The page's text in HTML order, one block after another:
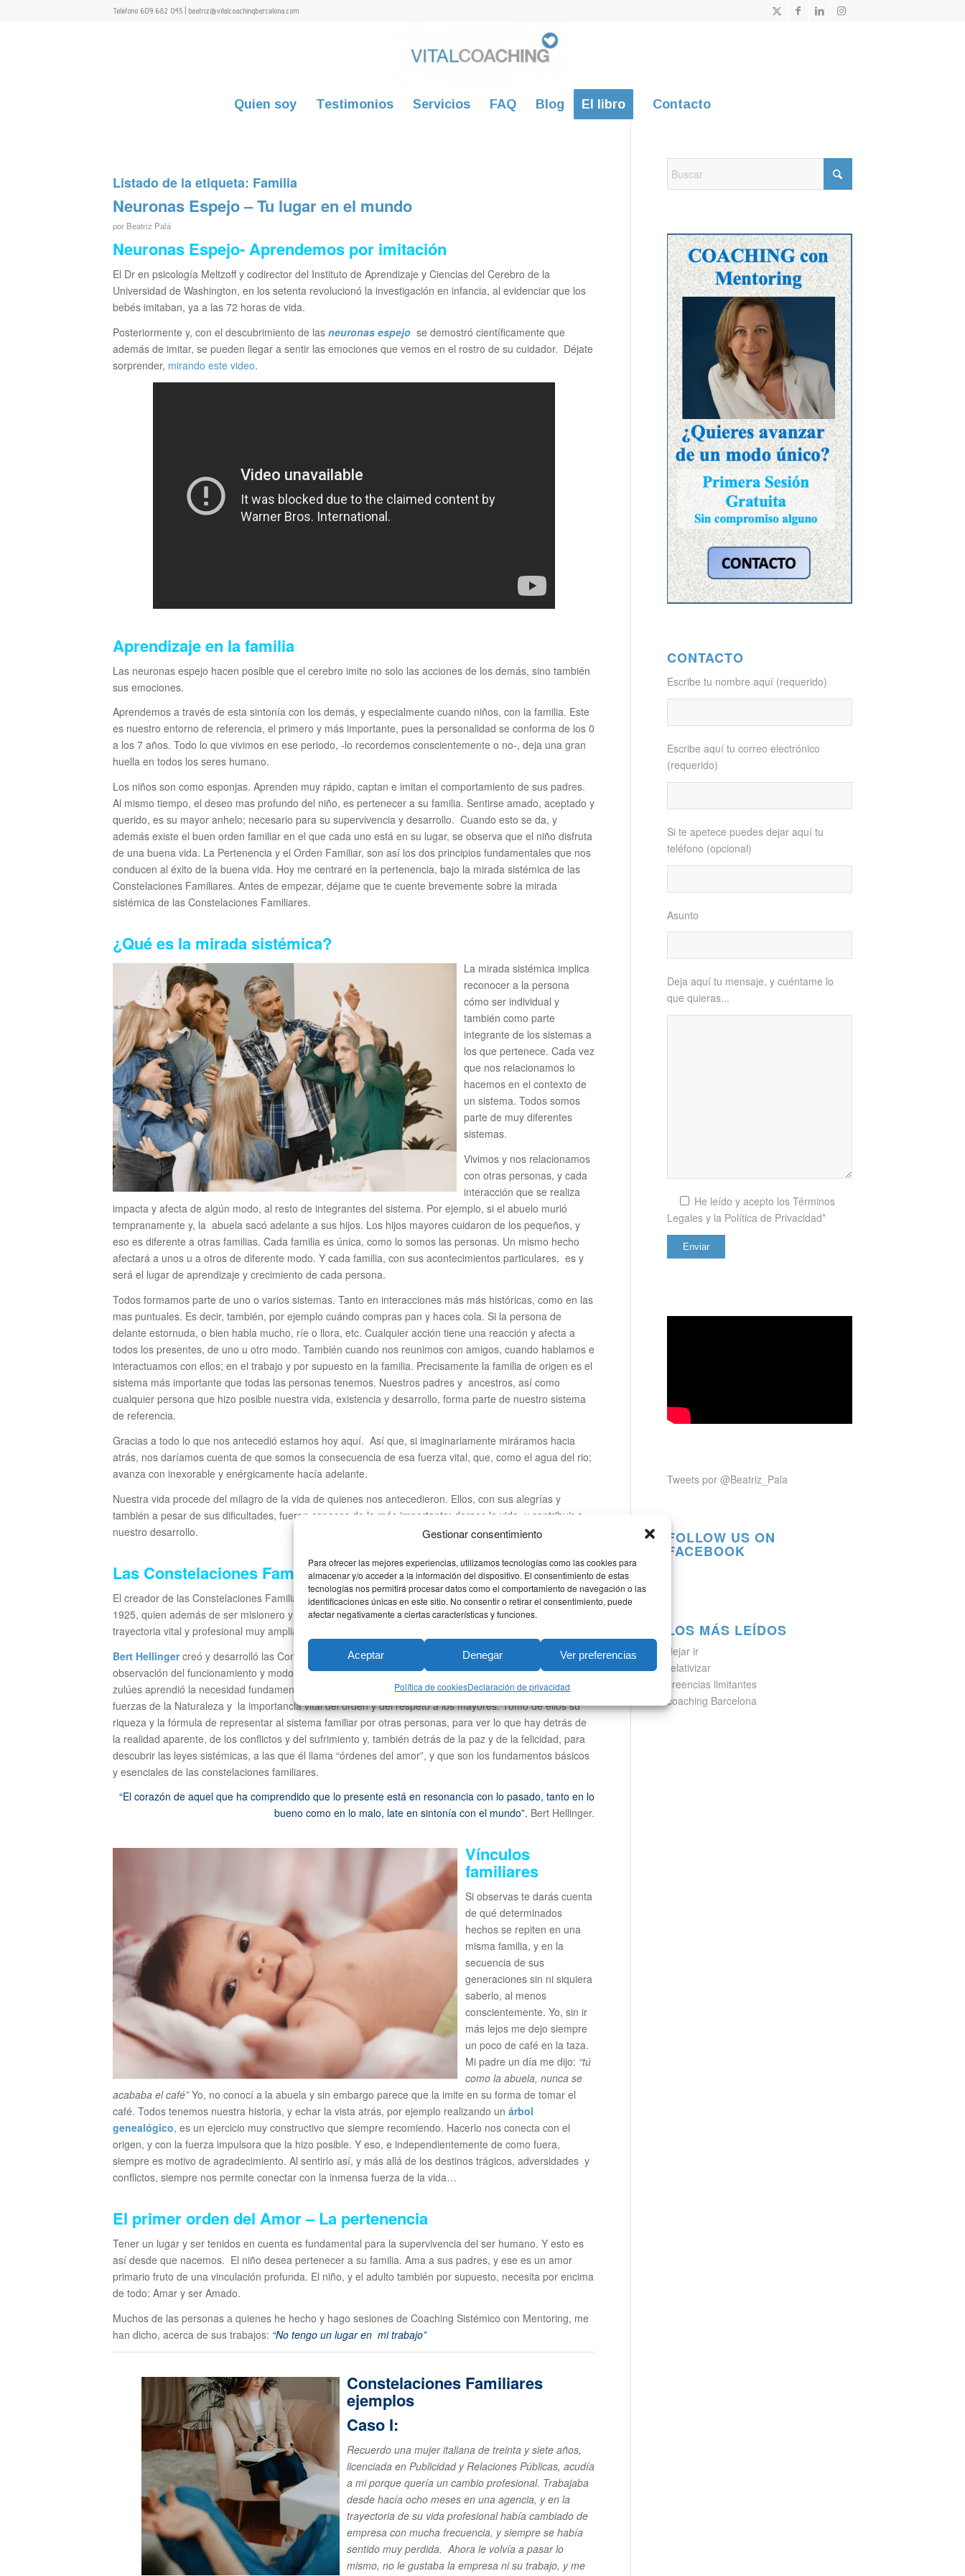
Gestionar consentimiento
Para ofrecer las mejores experiencias, utilizamos tecnologías como las cookies para
almacenar y/o acceder a la información del dispositivo. El consentimiento de estas
tecnologías nos permitirá procesar datos como el comportamiento de navegación o las
identificaciones únicas en este sitio. No consentir o retirar el consentimiento, puede
afectar negativamente a ciertas características y funciones.
Aceptar Denegar Ver preferencias
Política de cookiesDeclaración de privacidad
Teléfono 609 682 045 | beatriz@vitalcoachingbarcelona.com
Quien soy Testimonios Servicios FAQ Blog El libro Contacto
Listado de la etiqueta: Familia
Neuronas Espejo – Tu lugar en el mundo
por Beatriz Palá
Neuronas Espejo- Aprendemos por imitación
El Dr en psicología Meltzoff y codirector del Instituto de Aprendizaje y Ciencias del Cerebro de la
Universidad de Washington, en los setenta revolucionó la investigación en infancia, al evidenciar que los
bebés imitaban, ya a las 72 horas de vida.
Posteriormente y, con el descubrimiento de las neuronas espejo se demostró científicamente que
además de imitar, se pueden llegar a sentir las emociones que vemos en el rostro de su cuidador. Déjate
sorprender, mirando este video.
Aprendizaje en la familia
Las neuronas espejo hacen posible que el cerebro imite no solo las acciones de los demás, sino también
sus emociones.
Aprendemos a través de esta sintonía con los demás, y especialmente cuando niños, con la familia. Este
es nuestro entorno de referencia, el primero y más importante, pues la personalidad se conforma de los 0
a los 7 años. Todo lo que vivimos en ese periodo, -lo recordemos conscientemente o no-, deja una gran
huella en todos los seres humano.
Los niños son como esponjas. Aprenden muy rápido, captan e imitan el comportamiento de sus padres.
Al mismo tiempo, el deseo mas profundo del niño, es pertenecer a su familia. Sentirse amado, aceptado y
querido, es su mayor anhelo; necesario para su supervivencia y desarrollo. Cuando esto se da, y
además existe el buen orden familiar en el que cada uno está en su lugar, se observa que el niño disfruta
de una buena vida. La Pertenencia y el Orden Familiar, son así los dos principios fundamentales que nos
conducen al éxito de la buena vida. Hoy me centraré en la pertenencia, bajo la mirada sistémica de las
Constelaciones Familiares. Antes de empezar, déjame que te cuente brevemente sobre la mirada
sistémica de las Constelaciones Familiares.
¿Qué es la mirada sistémica?
La mirada sistémica implica
reconocer a la persona
cómo ser individual y
también como parte
integrante de los sistemas a
los que pertenece. Cada vez
que nos relacionamos lo
hacemos en el contexto de
un sistema. Todos somos
parte de muy diferentes
sistemas.
Vivimos y nos relacionamos
con otras personas, y cada
interacción que se realiza
impacta y afecta de algún modo, al resto de integrantes del sistema. Por ejemplo, si el abuelo murió
tempranamente y, la abuela sacó adelante a sus hijos. Los hijos mayores cuidaron de los pequeños, y
eso es diferente a otras familias. Cada familia es única, como lo somos las personas. Un mismo hecho
afectará a unos u a otros de diferente modo. Y cada familia, con sus acontecimientos particulares, es y
será el lugar de aprendizaje y crecimiento de cada persona.
Todos formamos parte de uno o varios sistemas. Tanto en interacciones más más históricas, como en las
mas puntuales. Es decir, también, por ejemplo cuándo compras pan y haces cola. Si la persona de
delante estornuda, o bien habla mucho, ríe o llora, etc. Cualquier acción tiene una reacción y afecta a
todos los presentes, de uno u otro modo. También cuando nos reunimos con amigos, cuando hablamos e
interactuamos con ellos; en el trabajo y por supuesto en la familia. Precisamente la familia de origen es el
sistema más importante que todas las personas tenemos. Nuestros padres y ancestros, así como
cualquier persona que hizo posible nuestra vida, existencia y desarrollo, forma parte de nuestro sistema
de referencia.
Gracias a todo lo que nos antecedió estamos hoy aquí. Así que, si imaginariamente miráramos hacia
atrás, nos daríamos cuenta de que somos la consecuencia de esa fuerza vital, que, como el agua del rio;
avanza con inexorable y enérgicamente hacía adelante.
Nuestra vida procede del milagro de la vida de quienes nos antecedieron. Ellos, con sus alegrías y
también a pesar de sus dificultades, fueron capaces de lo más importante: darnos la vida, y contribuir a
nuestro desarrollo.
Las Constelaciones Familiares – Bert Hellinger
El creador de las Constelaciones Familiares, esBert Hellinger , filósofo y psicoanalista alemán nacido en
1925, quien además de ser misionero y vivir durante 16 años con los zulús en Sudáfrica, tuvo una
trayectoria vital y profesional muy amplia y diversa, en múltiples disciplinas.
Bert Hellingercreó y desarrolló las Constelaciones Familiares, fruto de su reflexión filosófica y la
observación del funcionamiento y modo de resolver conflictos, en convivencia con las tribus zulús. De los
zulúes aprendió la necesidad fundamental de los seres humanos de alinearse a sí mismos con las
fuerzas de la Naturaleza y la importancia vital del orden y del respeto a los mayores. Tomo de ellos su
riqueza y la fórmula de representar al sistema familiar por otras personas, para ver lo que hay detrás de
la realidad aparente, de los conflictos y del sufrimiento y, también detrás de la paz y de la felicidad, para
descubrir las leyes sistémicas, a las que él llama “órdenes del amor”, y que son los fundamentos básicos
y esenciales de las constelaciones familiares.
“El corazón de aquel que ha comprendido que lo presente está en resonancia con lo pasado, tanto en lo
bueno como en lo malo, late en sintonía con el mundo”. Bert Hellinger.
Vínculos
familiares
Si observas te darás cuenta
de qué determinados
hechos se repiten en una
misma familia, y en la
secuencia de sus
generaciones sin ni siquiera
saberlo, al menos
conscientemente. Yo, sin ir
más lejos me dejo siempre
un poco de café en la taza.
Mi padre un día me dijo: “tú
como la abuela, nunca se
acababa el café”Yo, no conocí a la abuela y sin embargo parece que la imite en su forma de tomar el
café. Todos tenemos nuestra historia, y echar la vista atrás, por ejemplo realizando un árbol
genealógico, es un ejercicio muy constructivo que siempre recomiendo. Hacerlo nos conecta con el
origen, y con la fuerza impulsora que la hizo posible. Y eso, e independientemente de como fuera,
siempre es motivo de agradecimiento. Al sentirlo así, y más allá de los destinos trágicos, adversidades y
conflictos, siempre nos permite conectar con la inmensa fuerza de la vida…
El primer orden del Amor – La pertenencia
Tener un lugar y ser tenidos en cuenta es fundamental para la supervivencia del ser humano. Y esto es
así desde que nacemos. El niño desea pertenecer a su familia. Ama a sus padres, y ese es un amor
primario fruto de una vinculación profunda. El niño, y el adulto también por supuesto, necesita por encima
de todo: Amar y ser Amado.
Muchos de las personas a quienes he hecho y hago sesiones de Coaching Sistémico con Mentoring, me
han dicho, acerca de sus trabajos: “No tengo un lugar en mi trabajo”
Constelaciones Familiares
ejemplos
Caso I:
Recuerdo una mujer italiana de treinta y siete años,
licenciada en Publicidad y Relaciones Públicas, acudía
a mi porque quería un cambio profesional. Trabajaba
desde hacía ocho meses en una agencia, y en la
trayectoria de su vida profesional había cambiado de
empresa con mucha frecuencia, y siempre se había
sentido muy perdida. Ahora le volvía a pasar lo
mismo, no le gustaba la empresa ni su trabajo, y me
CONTACTO
Escribe tu nombre aquí (requerido)
Escribe aquí tu correo electrónico
(requerido)
Si te apetece puedes dejar aquí tu
teléfono (opcional)
Asunto
Deja aquí tu mensaje, y cuéntame lo
que quieras...
He leído y acepto los Términos
Legales y la Política de Privacidad*
Tweets por @Beatriz_Pala
FOLLOW US ON
FACEBOOK
LOS MÁS LEÍDOS
dejar ir
relativizar
creencias limitantes
coaching Barcelona